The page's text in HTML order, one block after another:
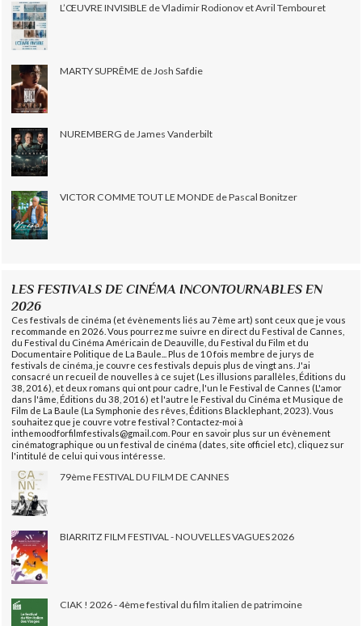
L’ŒUVRE INVISIBLE de Vladimir Rodionov et Avril Tembouret
MARTY SUPRÊME de Josh Safdie
NUREMBERG de James Vanderbilt
VICTOR COMME TOUT LE MONDE de Pascal Bonitzer
LES FESTIVALS DE CINÉMA INCONTOURNABLES EN
2026
Ces festivals de cinéma (et évènements liés au 7ème art) sont ceux que je vous
recommande en 2026. Vous pourrez me suivre en direct du Festival de Cannes,
du Festival du Cinéma Américain de Deauville, du Festival du Film et du
Documentaire Politique de La Baule... Plus de 10 fois membre de jurys de
festivals de cinéma, je couvre ces festivals depuis plus de vingt ans. J'ai
consacré un recueil de nouvelles à ce sujet (Les illusions parallèles, Éditions du
38, 2016), et deux romans qui ont pour cadre, l'un le Festival de Cannes (L'amor
dans l'âme, Éditions du 38, 2016) et l'autre le Festival du Cinéma et Musique de
Film de La Baule (La Symphonie des rêves, Éditions Blacklephant, 2023). Vous
souhaitez que je couvre votre festival ? Contactez-moi à
inthemoodforfilmfestivals@gmail.com. Pour en savoir plus sur un évènement
cinématographique ou un festival de cinéma (dates, site officiel etc), cliquez sur
l'intitulé de celui qui vous intéresse.
79ème FESTIVAL DU FILM DE CANNES
BIARRITZ FILM FESTIVAL - NOUVELLES VAGUES 2026
CIAK ! 2026 - 4ème festival du film italien de patrimoine